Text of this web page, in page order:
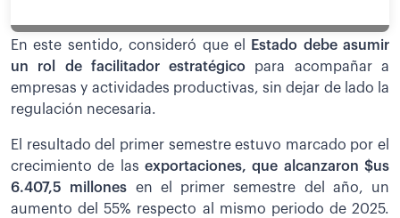
En este sentido, consideró que el
Estado debe asumir
un rol de facilitador estratégico para acompañar a
empresas y actividades productivas, sin dejar de lado la
regulación necesaria.
El resultado del primer semestre estuvo marcado por el
crecimiento de las exportaciones, que alcanzaron $us
6.407,5 millones en el primer semestre del año, un
aumento del 55% respecto al mismo periodo de 2025.